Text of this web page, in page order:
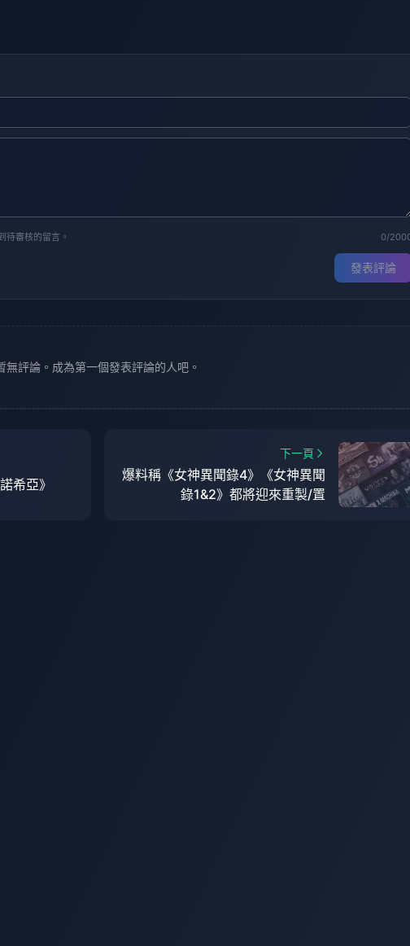
待審核的留言。 0/
發表評論
無評論。成為第一個發表評論的人吧。
希亞》
下一頁
爆料稱《女神異聞錄4》《女神異聞
錄1&2》都將迎來重製/置